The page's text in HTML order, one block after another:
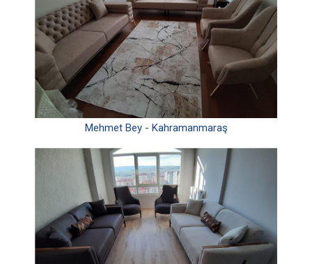
Mehmet Bey - Kahramanmaraş